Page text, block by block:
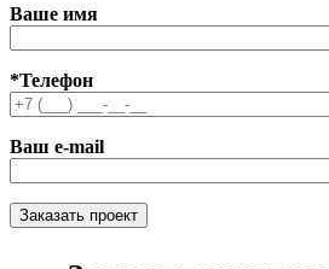
Ваше имя
*Телефон
Ваш e-mail